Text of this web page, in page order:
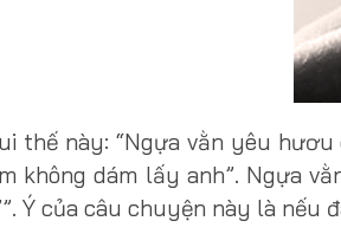
thế này: “Ngựa vằn yêu
không dám lấy anh”. Ngựa
Ý của câu chuyện này là nếu